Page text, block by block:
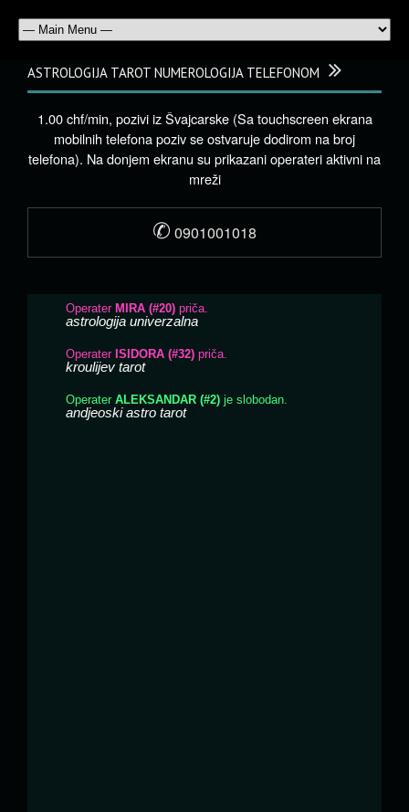
ASTROLOGIJA TAROT NUMEROLOGIJA TELEFONOM
1.00 chf/min, pozivi iz Švajcarske (Sa touchscreen ekrana
mobilnih telefona poziv se ostvaruje dodirom na broj
telefona). Na donjem ekranu su prikazani operateri aktivni na
mreži
✆ 0901001018